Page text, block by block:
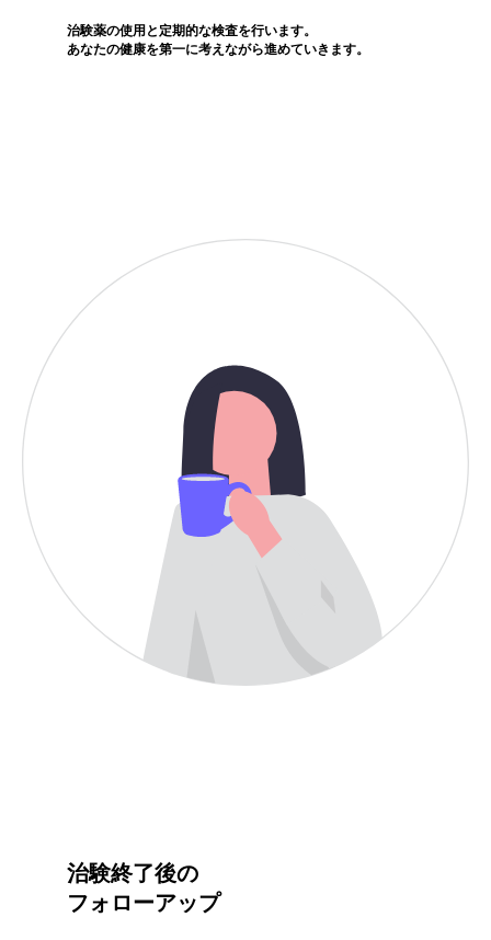
治験薬の使用と定期的な検査を行います。
あなたの健康を第一に考えながら進めていきます。
治験終了後の
フォローアップ